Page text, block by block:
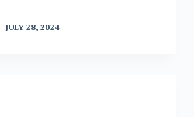
JULY 28, 2024